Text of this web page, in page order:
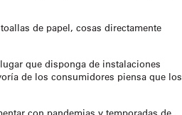
de papel, cosas directamente
que disponga de instalaciones
de los consumidores piensa que los
con pandemias y temporadas de